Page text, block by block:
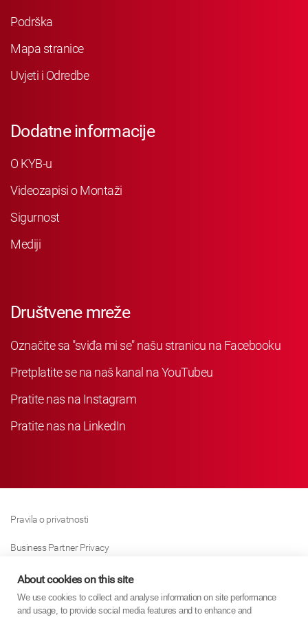
Podrška
Mapa stranice
Uvjeti i Odredbe
Dodatne informacije
O KYB-u
Videozapisi o Montaži
Sigurnost
Mediji
Društvene mreže
Označite sa "sviđa mi se" našu stranicu na Facebooku
Pretplatite se na naš kanal na YouTubeu
Pratite nas na Instagram
Pratite nas na LinkedIn
Pravila o privatnosti
Business Partner Privacy
Pravila O Kolačićima
Modern Slavery Act Policy
About cookies on this site
We use cookies to collect and analyse information on site performance
and usage, to provide social media features and to enhance and